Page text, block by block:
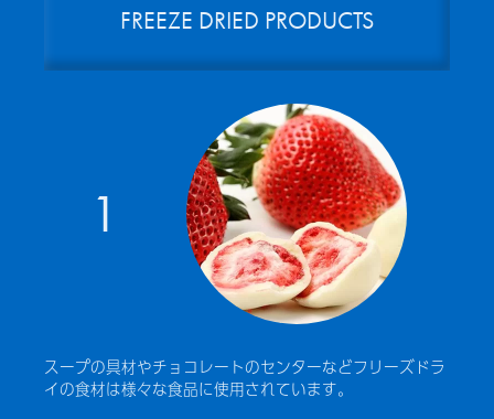
FREEZE DRIED PRODUCTS
1
スープの具材やチョコレートのセンターなどフリーズドラ
イの食材は様々な食品に使用されています。